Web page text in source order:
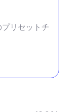
リセットチ